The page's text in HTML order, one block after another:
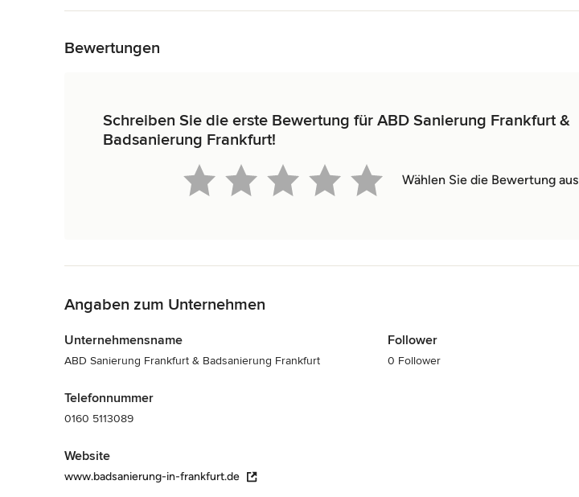
Bewertungen
Schreiben Sie die erste Bewertung für ABD Sanierung Frankfurt &
Badsanierung Frankfurt!
Wählen Sie die Bewertung aus
Angaben zum Unternehmen
Unternehmensname
ABD Sanierung Frankfurt & Badsanierung Frankfurt
Telefonnummer
0160 5113089
Website
www.badsanierung-in-frankfurt.de
Follower
0 Follower